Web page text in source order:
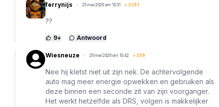
ferrynijs 25 mei 2026 om 10:31 + 2357
??
9+ Antwoord
Wiesneuze 26 mei 2026 om 10:42 + 259
Nee hij kletst niet uit zijn nek. De achtervolgende
auto mag meer energie opwekken en gebruiken als
deze binnen een seconde zit van zijn voorganger.
Het werkt hetzelfde als DRS, volgen is makkelijker